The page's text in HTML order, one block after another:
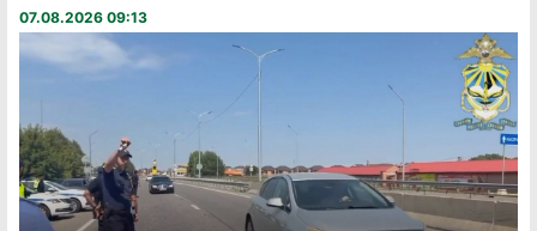
07.08.2026 09:13